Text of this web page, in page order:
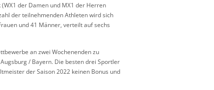
der Damen und MX1 der Herren
der teilnehmenden Athleten wird sich
und 41 Männer, verteilt auf sechs
an zwei Wochenenden zu
/ Bayern. Die besten drei Sportler
der Saison 2022 keinen Bonus und